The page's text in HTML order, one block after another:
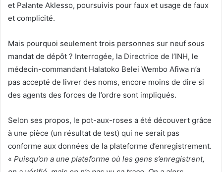
et Palante Aklesso, poursuivis pour faux et usage de faux
et complicité.
Mais pourquoi seulement trois personnes sur neuf sous
mandat de dépôt ? Interrogée, la Directrice de l’INH, le
médecin-commandant Halatoko Belei Wembo Afiwa n’a
pas accepté de livrer des noms, encore moins de dire si
des agents des forces de l’ordre sont impliqués.
Selon ses propos, le pot-aux-roses a été découvert grâce
à une pièce (un résultat de test) qui ne serait pas
conforme aux données de la plateforme d’enregistrement.
« Puisqu’on a une plateforme où les gens s’enregistrent,